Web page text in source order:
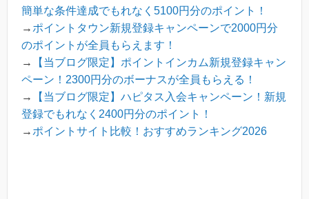
簡単な条件達成でもれなく5100円分のポイント！
→ ポイントタウン新規登録キャンペーンで2000円分
のポイントが全員もらえます！
→
【当ブログ限定】ポイントインカム新規登録キャン
ペーン！2300円分のボーナスが全員もらえる！
→
【当ブログ限定】ハピタス入会キャンペーン！新規
登録でもれなく2400円分のポイント！
→ ポイントサイト比較！おすすめランキング2026